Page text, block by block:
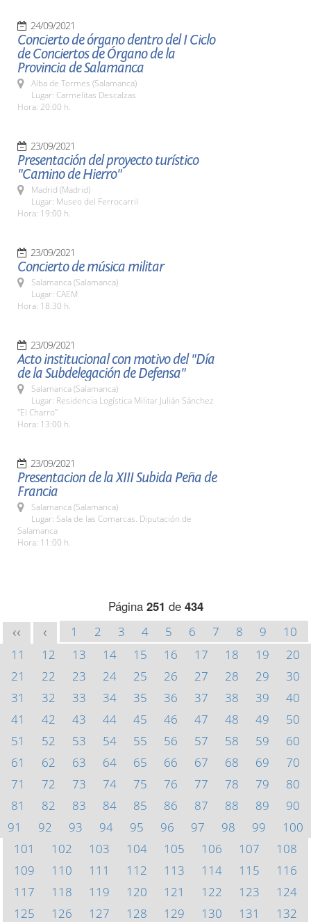
24/09/2021
Concierto de órgano dentro del I Ciclo
de Conciertos de Órgano de la
Provincia de Salamanca
Alba de Tormes (Salamanca)
Lugar: Carmelitas Descalzas
Hora: 20:00 h.
23/09/2021
Presentación del proyecto turístico
"Camino de Hierro"
Madrid (Madrid)
Lugar: Museo del Ferrocarril
Hora: 19:00 h.
23/09/2021
Concierto de música militar
Salamanca (Salamanca)
Lugar: CAEM
Hora: 18:30 h.
23/09/2021
Acto institucional con motivo del "Día
de la Subdelegación de Defensa"
Salamanca (Salamanca)
Lugar: Residencia Logística Militar Julián Sánchez
"El Charro"
Hora: 13:00 h.
23/09/2021
Presentacion de la XIII Subida Peña de
Francia
Salamanca (Salamanca)
Lugar: Sala de las Comarcas. Diputación de
Salamanca
Hora: 11:00 h.
Página 251 de 434
<< < 1 2 3 4 5 6 7 8 9
10
11
12 13 14 15 16 17 18 19
20
21
22 23 24 25 26 27 28 29
30
31
32 33 34 35 36 37 38 39
40
41
42 43 44 45 46 47 48 49
50
51
52 53 54 55 56 57 58 59
60
61
62 63 64 65 66 67 68 69
70
71
72 73 74 75 76 77 78 79
80
81
82 83 84 85 86 87 88 89
90
91
92 93 94 95 96 97 98 99
100
101
102 103 104 105 106 107
108
109
110 111 112 113 114 115
116
117
118 119 120 121 122 123
124
125
126 127 128 129 130 131
132